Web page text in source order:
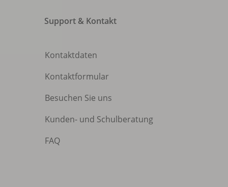
Support & Kontakt
Kontaktdaten
Kontaktformular
Besuchen Sie uns
Kunden- und Schulberatung
FAQ